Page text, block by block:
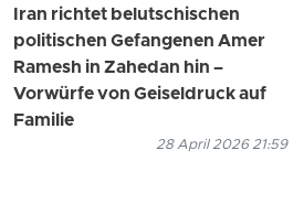
Iran richtet belutschischen
politischen Gefangenen Amer
Ramesh in Zahedan hin –
Vorwürfe von Geiseldruck auf
Familie
28 April 2026 21:59